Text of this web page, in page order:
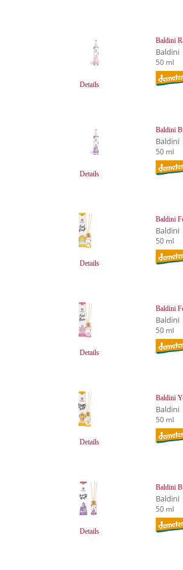
Details
Baldini
Baldini
50 ml
Details
Baldini
Baldini
50 ml
Details
Baldini
Baldini
50 ml
Details
Baldini
Baldini
50 ml
Details
Baldini
Baldini
50 ml
Details
Baldini
Baldini
50 ml